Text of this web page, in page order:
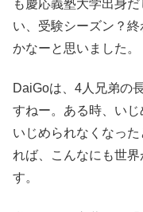
も慶応義塾大学出身
い、受験シーズン？
かなーと思いました。
DaiGoは、4人兄弟の
すねー。ある時、い
いじめられなくなっ
れば、こんなにも世
す。